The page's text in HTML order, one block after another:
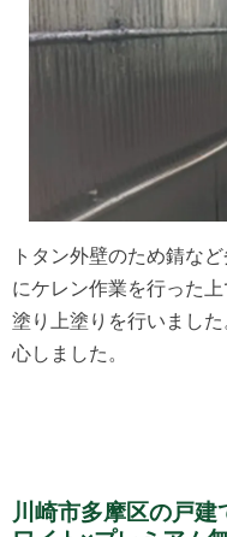
トタン外壁のため錆な
にケレン作業を行った
塗り上塗りを行いまし
心しました。
川崎市多摩区の戸